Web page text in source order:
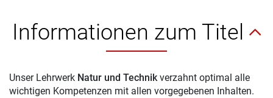
Informationen zum Titel
Unser Lehrwerk Natur und Technikverzahnt optimal alle
wichtigen Kompetenzen mit allen vorgegebenen Inhalten.